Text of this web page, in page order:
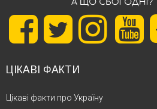
ЦІКАВІ ФАКТИ
Цікаві факти про Україну